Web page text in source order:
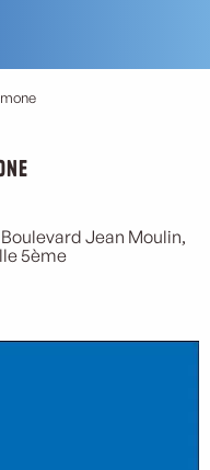
Jean Moulin,
5ème